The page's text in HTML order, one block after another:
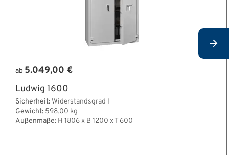
ab 5.049,00 €
Ludwig 1600
Sicherheit: Widerstandsgrad I
Gewicht: 598.00 kg
Außenmaße: H 1806 x B 1200 x T 600